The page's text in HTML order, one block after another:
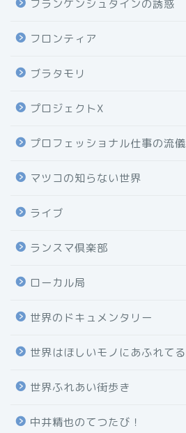
フランケンシュタインの誘惑
フロンティア
ブラタモリ
プロジェクトX
プロフェッショナル仕事の流儀
マツコの知らない世界
ライブ
ランスマ倶楽部
ローカル局
世界のドキュメンタリー
世界はほしいモノにあふれてる
世界ふれあい街歩き
中井精也のてつたび！